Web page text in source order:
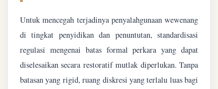
Untuk mencegah terjadinya penyalahgunaan wewenang
di tingkat penyidikan dan penuntutan, standardisasi
regulasi mengenai batas formal perkara yang dapat
diselesaikan secara restoratif mutlak diperlukan. Tanpa
batasan yang rigid, ruang diskresi yang terlalu luas bagi